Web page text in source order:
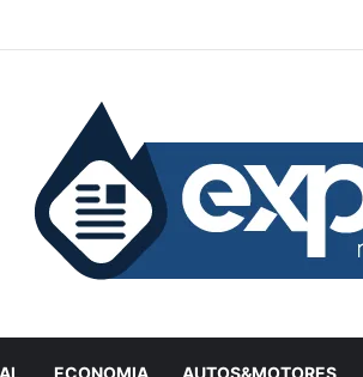
ECONOMIA AUTOS&MOTORES